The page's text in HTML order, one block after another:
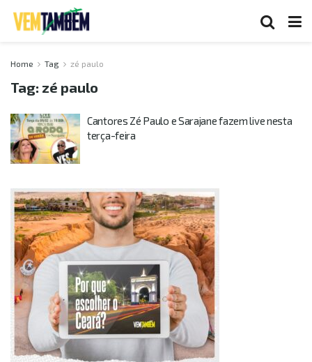
Home Tag zé paulo
Tag: zé paulo
Cantores Zé Paulo e Sarajane fazem live nesta
terça-feira